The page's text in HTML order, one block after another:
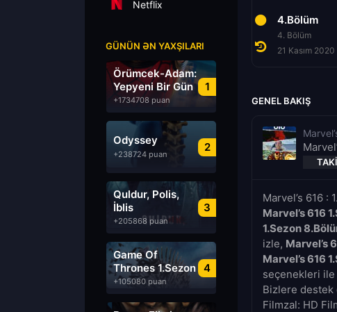
Netflix
GÜNÜN ƏN YAXŞILARI
1
Örümcek-Adam:
Yepyeni Bir Gün
+1734708 puan
2
Odyssey
+238724 puan
3
Quldur, Polis,
İblis
+205868 puan
4
Game Of
Thrones 1.Sezon
Türkçe Dublaj
izle
+105080 puan
21 Kasım 2020
4.Bölüm
4. Bölüm
21 Kasım 2020
GENEL BAKIŞ
Marvel’s 616 :
Marvel’s 616
1.Sezon
izle, Marvel’s
Marvel’s 616
seçenekleri ile
Bizlere destek
Filmzal: HD